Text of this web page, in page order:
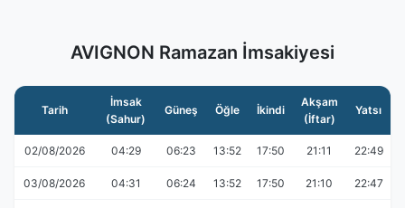
AVIGNON Ramazan İmsakiyesi
Tarih
İmsak
(Sahur)
Güneş Öğle İkindi
Akşam
(İftar)
Yatsı
02/08/2026 04:29 06:23 13:52 17:50 21:11 22:49
03/08/2026 04:31 06:24 13:52 17:50 21:10 22:47